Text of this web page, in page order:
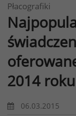
Płacografiki
2014 roku
06.03.2015